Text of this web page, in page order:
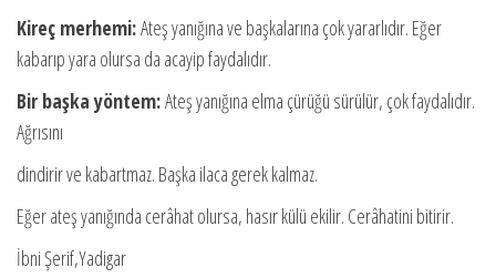
Kireç merhemi:Ateş yanığına ve başkalarına çok yararlıdır. Eğer
kabarıp yara olursa da acayip faydalıdır.
Bir başka yöntem:Ateş yanığına elma çürüğü sürülür, çok faydalıdır.
Ağrısını
dindirir ve kabartmaz. Başka ilaca gerek kalmaz.
Eğer ateş yanığında cerâhat olursa, hasır külü ekilir. Cerâhatini bitirir.
İbni Şerif,Yadigar